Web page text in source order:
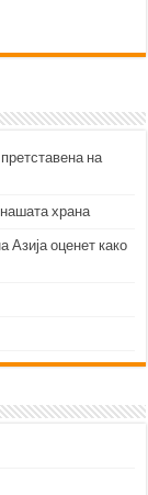
на
храна
Азија оценет како